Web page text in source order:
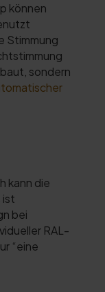
können
Stimmung
sondern
kann die
ist
bei
RAL-
“eine